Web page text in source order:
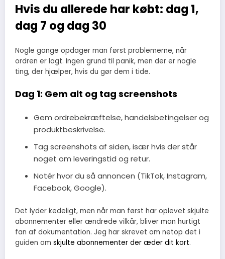
Hvis du allerede har købt: dag 1,
dag 7 og dag 30
Nogle gange opdager man først problemerne, når
ordren er lagt. Ingen grund til panik, men der er nogle
ting, der hjælper, hvis du gør dem i tide.
Dag 1: Gem alt og tag screenshots
Gem ordrebekræftelse, handelsbetingelser og
produktbeskrivelse.
Tag screenshots af siden, især hvis der står
noget om leveringstid og retur.
Notér hvor du så annoncen (TikTok, Instagram,
Facebook, Google).
Det lyder kedeligt, men når man først har oplevet skjulte
abonnementer eller ændrede vilkår, bliver man hurtigt
fan af dokumentation. Jeg har skrevet om netop det i
guiden om skjulte abonnementer der æder dit kort.